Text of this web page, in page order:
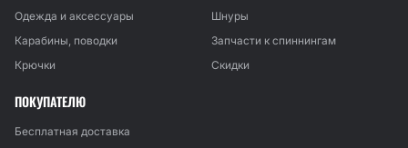
Одежда и аксессуары
Шнуры
Карабины, поводки
Запчасти к спиннингам
Крючки
Скидки
ПОКУПАТЕЛЮ
Бесплатная доставка